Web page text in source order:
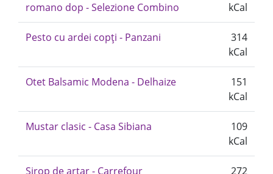
romano dop - Selezione Combino
kCal
Pesto cu ardei copți - Panzani
314
kCal
Otet Balsamic Modena - Delhaize
151
kCal
Mustar clasic - Casa Sibiana
109
kCal
Sirop de artar - Carrefour
272